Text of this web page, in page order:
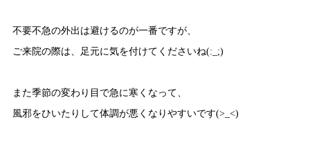
不要不急の外出は避けるのが一番ですが、
ご来院の際は、足元に気を付けてくださいね(:_;)
また季節の変わり目で急に寒くなって、
風邪をひいたりして体調が悪くなりやすいです(>_<)